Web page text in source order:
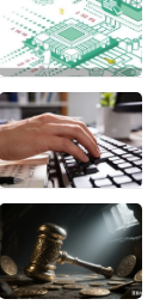
发布道歉
是白酒，给
造成困扰，
表示非常抱
他对江小白
播时说的江
江小白的白